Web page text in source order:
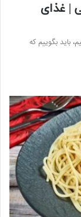
| غذای
باید بگوییم که